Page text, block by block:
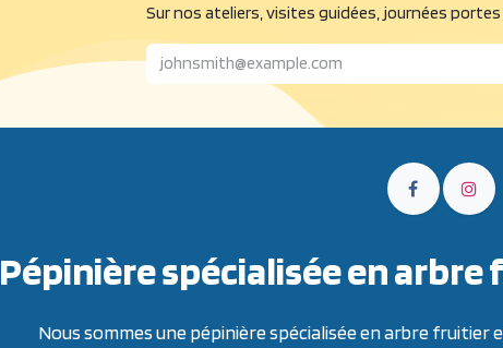
Sur nos ateliers, visites guidées, journées
Pépinière spécialisée en
Nous sommes une pépinière spécialisée en arbre